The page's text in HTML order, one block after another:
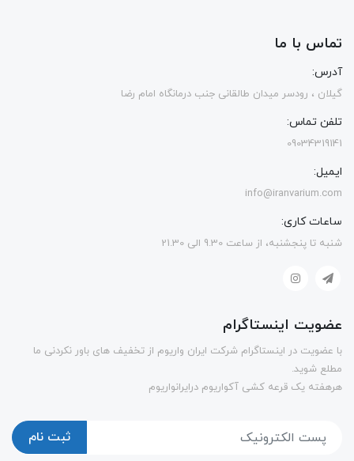
تماس با ما
آدرس:
گیلان ، رودسر میدان طالقانی جنب درمانگاه امام رضا
تلفن تماس:
09034319141
ایمیل:
info@iranvarium.com
ساعات کاری:
شنبه تا پنجشنبه، از ساعت 9.30 الی 21.30
عضویت اینستاگرام
با عضویت در اینستاگرام شرکت ایران واریوم از تخفیف های باور نکردنی ما
مطلع شوید.
هرهفته یک قرعه کشی آکواریوم درایرانواریوم
ثبت نام